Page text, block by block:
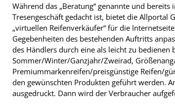
Während das „Beratung“ genannte und
Tresengeschäft gedacht ist, bietet die Allportal
„virtuellen Reifenverkäufer“ für die
Gegebenheiten des bestehenden Auftritts
des Händlers durch eine als leicht zu bedienen
Sommer/Winter/Ganzjahr/Zweirad,
Premiummarkenreifen/preisgünstige Reifen/
den gewünschten Produkten geführt werden.
ausgedruckt. Dann wird der Verbraucher